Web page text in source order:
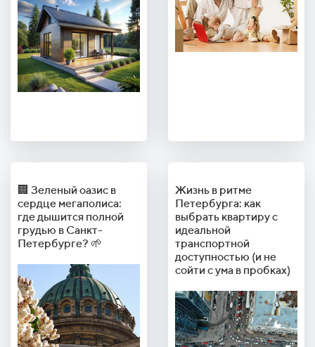
🏢 Зеленый оазис в
сердце мегаполиса:
где дышится полной
грудью в Санкт-
Петербурге? 🌱
Жизнь в ритме
Петербурга: как
выбрать квартиру с
идеальной
транспортной
доступностью (и не
сойти с ума в пробках)